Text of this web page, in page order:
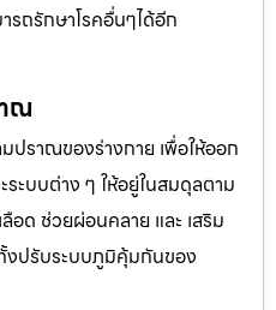
รถรักษาโรคอื่นๆได้อีก
ณ
ปราณของร่างกาย เพื่อให้ออก
ะบบต่าง ๆ ให้อยู่ในสมดุลตาม
อด ช่วยผ่อนคลาย และ เสริม
งปรับระบบภูมิคุ้มกันของ